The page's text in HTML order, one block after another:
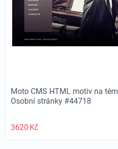
Moto CMS HTML motiv na
Osobní stránky #44718
3620 Kč